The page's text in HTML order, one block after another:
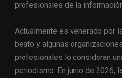
profesionales de la
Actualmente es venerado por
beato y algunas
profesionales lo consideran
periodismo. En junio de 2026,